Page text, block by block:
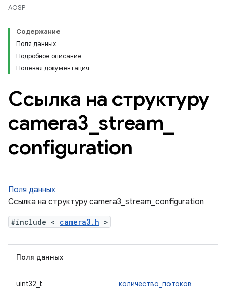
AOSP
Содержание
Поля данных
Подробное описание
Полевая документация
Ссылка на структуру
camera3 stream
configuration
Поля данных
Ссылка на структуру camera3_stream_configuration
#include < camera3.h >
Поля данных
uint32_t количество_потоков